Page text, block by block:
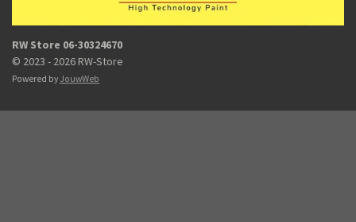
RW Store 06-30324670
© 2023 - 2026 RW-Store
Powered by JouwWeb